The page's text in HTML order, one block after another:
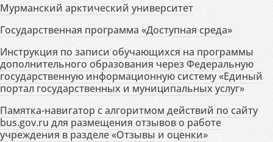
Мурманский арктический университет
Государственная программа «Доступная среда»
Инструкция по записи обучающихся на программы
дополнительного образования через Федеральную
государственную информационную систему «Единый
портал государственных и муниципальных услуг»
Памятка-навигатор с алгоритмом действий по сайту
bus.gov.ru для размещения отзывов о работе
учреждения в разделе «Отзывы и оценки»